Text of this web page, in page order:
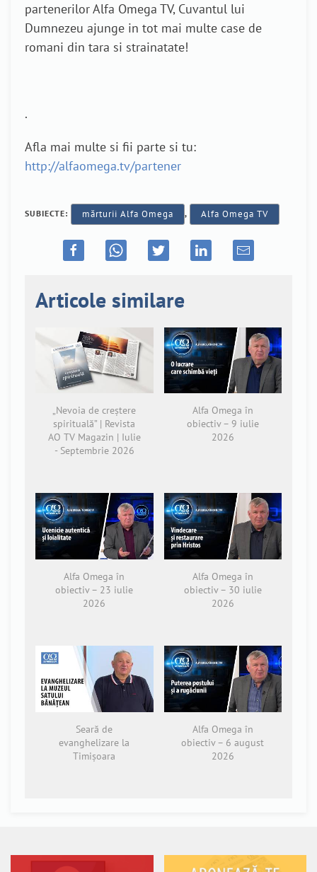
partenerilor Alfa Omega TV, Cuvantul lui
Dumnezeu ajunge in tot mai multe case de
romani din tara si strainatate!
.
Afla mai multe si fii parte si tu:
http://alfaomega.tv/partener
SUBIECTE: mărturii Alfa Omega , Alfa Omega TV
Articole similare
„Nevoia de creștere
spirituală” | Revista
AO TV Magazin | Iulie
- Septembrie 2026
Alfa Omega în
obiectiv – 9 iulie
2026
Alfa Omega în
obiectiv – 23 iulie
2026
Alfa Omega în
obiectiv – 30 iulie
2026
Seară de
evanghelizare la
Timișoara
Alfa Omega în
obiectiv – 6 august
2026